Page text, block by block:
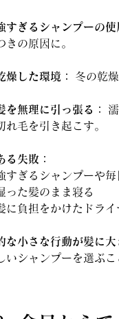
すぎるシャンプーの使
きの原因に。
燥した環境： 冬の乾
を無理に引っ張る：
れ毛を引き起こす。
る失敗：
すぎるシャンプーや毎
った髪のまま寝る
に負担をかけたドラ
な小さな行動が髪に
いシャンプーを選ぶ